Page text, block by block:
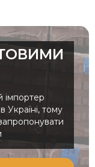
імпортер
Україні, тому